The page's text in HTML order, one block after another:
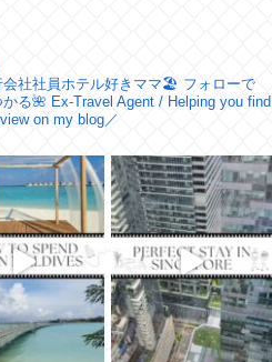
社社員ホテル好きママ🏖 フォローで
かる🌺 Ex-Travel Agent / Helping you find
on my blog／